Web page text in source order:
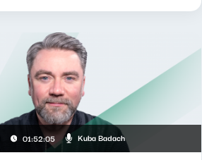
01:52:05 Kuba Badach